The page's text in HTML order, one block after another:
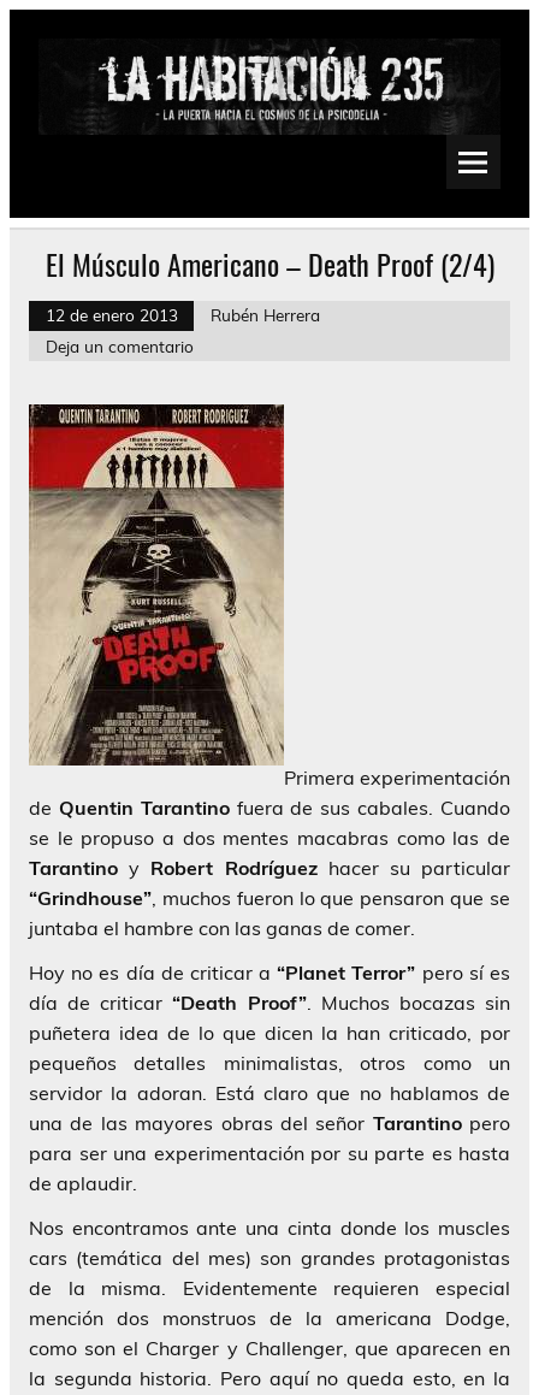
Saltar
Psychedelic, Stoner, Doom, Sludge, Fuzz, Space, Drone
El Músculo Americano – Death Proof (2/4)
12 de enero 2013
Rubén Herrera
Deja un comentario
Primera experimentación
de Quentin Tarantinofuera de sus cabales. Cuando
se le propuso a dos mentes macabras como las de
Tarantino y Robert Rodríguezhacer su particular
“Grindhouse”, muchos fueron lo que pensaron que se
juntaba el hambre con las ganas de comer.
Hoy no es día de criticar a“Planet Terror” pero sí es
día de criticar“Death Proof”. Muchos bocazas sin
puñetera idea de lo que dicen la han criticado, por
pequeños detalles minimalistas, otros como un
servidor la adoran. Está claro que no hablamos de
una de las mayores obras del señor Tarantino pero
para ser una experimentación por su parte es hasta
de aplaudir.
Nos encontramos ante una cinta donde los muscles
cars (temática del mes) son grandes protagonistas
de la misma. Evidentemente requieren especial
mención dos monstruos de la americana Dodge,
como son el Charger y Challenger, que aparecen en
la segunda historia. Pero aquí no queda esto, en la